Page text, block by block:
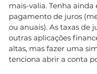
mais-valia. Tenha
pagamento de juros
ou anuais). As taxas de
outras aplicações
altas, mas fazer uma
tenciona abrir a conta